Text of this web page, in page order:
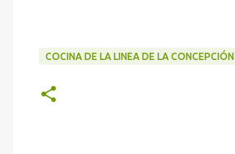
COCINA DE LA LINEA DE LA CONCEPCIÓN